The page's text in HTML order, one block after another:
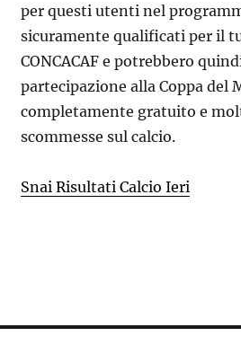
per questi utenti nel
sicuramente qualificati per il
CONCACAF e potrebbero
partecipazione alla Coppa del
completamente gratuito e
scommesse sul calcio.
Snai Risultati Calcio Ieri